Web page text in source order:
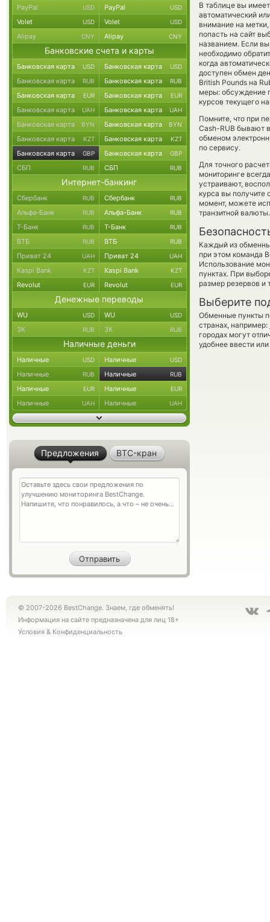
В таблице вы
автоматический
внимание на
попасть на сайт
названием. Если
необходимо
когда
доступен обмен
British Pounds на
меры: обсуждение
курсов текущего
Помните, что при
Cash-RUB бывают
обменом
по сервису.
Для точного
мониторинге
устраивают,
курса вы получите
момент, можете
транзитной валюты.
Каждый из
при этом команда
Использование
пунктах. При
размер резервов и
Выберите
Обменные пункты
странах, например:
городах могут
удобнее ввести
PayPal USD PayPal USD
Volet USD Volet USD
Alipay CNY Alipay CNY
Банковские счета и карты
Банковская карта USD Банковская карта USD
Банковская карта RUB Банковская карта RUB
Банковская карта EUR Банковская карта EUR
Банковская карта UAH Банковская карта UAH
Банковская карта BYN Банковская карта BYN
Банковская карта KZT Банковская карта KZT
Банковская карта GBP Банковская карта GBP
СБП RUB СБП RUB
Интернет-банкинг
Сбербанк RUB Сбербанк RUB
Альфа-Банк RUB Альфа-Банк RUB
Т-Банк RUB Т-Банк RUB
ВТБ RUB ВТБ RUB
Приват 24 UAH Приват 24 UAH
Kaspi Bank KZT Kaspi Bank KZT
Revolut EUR Revolut EUR
Денежные переводы
WU USD WU USD
ЗК RUB ЗК RUB
Наличные деньги
Наличные USD Наличные USD
Наличные RUB Наличные RUB
Наличные EUR Наличные EUR
Наличные UAH Наличные UAH
Предложения BTC-кран
© 2007-2026 BestChange. Знаем, где обменять!
Информация на сайте предназначена для лиц 18+
Условия & Конфиденциальность